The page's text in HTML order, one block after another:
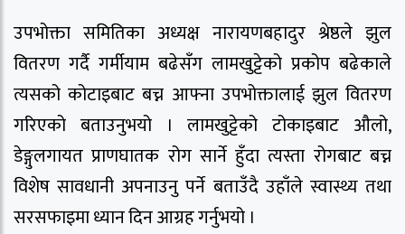
उपभोक्ता समितिका अध्यक्ष नारायणबहादुर श्रेष्ठले झुल
वितरण गर्दै गर्मीयाम बढेसँग लामखुट्टेको प्रकोप बढेकाले
त्यसको कोटाइबाट बच्न आफ्ना उपभोक्तालाई झुल वितरण
गरिएको बताउनुभयो । लामखुट्टेको टोकाइबाट औलो,
डेङ्गुलगायत प्राणघातक रोग सार्ने हुँदा त्यस्ता रोगबाट बच्न
विशेष सावधानी अपनाउनु पर्ने बताउँदै उहाँले स्वास्थ्य तथा
सरसफाइमा ध्यान दिन आग्रह गर्नुभयो ।